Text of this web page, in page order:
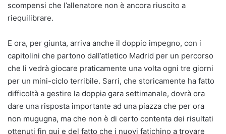
scompensi che l’allenatore non è ancora riuscito a
riequilibrare.
E ora, per giunta, arriva anche il doppio impegno, con i
capitolini che partono dall’atletico Madrid per un percorso
che li vedrà giocare praticamente una volta ogni tre giorni
per un mini-ciclo terribile. Sarri, che storicamente ha fatto
difficoltà a gestire la doppia gara settimanale, dovrà ora
dare una risposta importante ad una piazza che per ora
non mugugna, ma che non è di certo contenta dei risultati
ottenuti fin qui e del fatto che i nuovi fatichino a trovare